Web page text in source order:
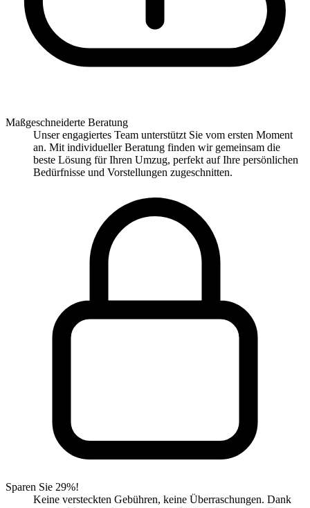
Maßgeschneiderte Beratung
Unser engagiertes Team unterstützt Sie vom ersten Moment
an. Mit individueller Beratung finden wir gemeinsam die
beste Lösung für Ihren Umzug, perfekt auf Ihre persönlichen
Bedürfnisse und Vorstellungen zugeschnitten.
Sparen Sie 29%!
Keine versteckten Gebühren, keine Überraschungen. Dank